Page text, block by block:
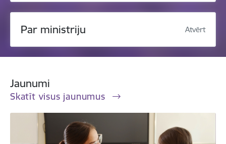
Par ministriju Atvērt
Jaunumi
Skatīt visus jaunumus